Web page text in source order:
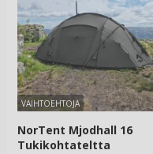
VAIHTOEHTOJA
NorTent Mjodhall 16
Tukikohtateltta